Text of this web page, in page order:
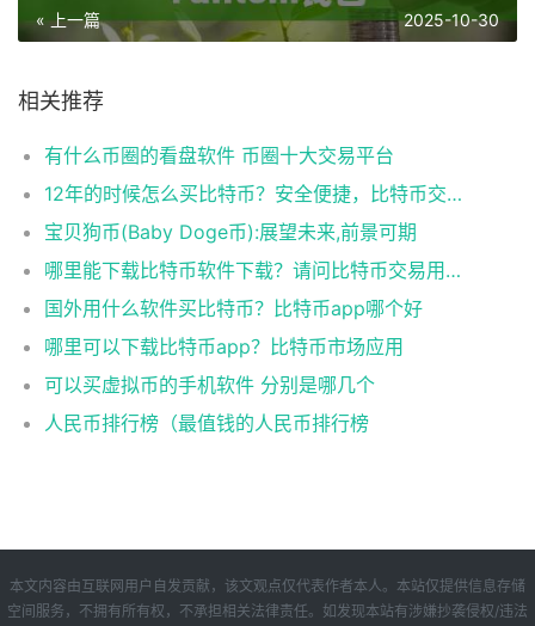
« 上一篇 2025-10-30
相关推荐
有什么币圈的看盘软件 币圈十大交易平台
12年的时候怎么买比特币？安全便捷，比特币交易首选
宝贝狗币(Baby Doge币):展望未来,前景可期
哪里能下载比特币软件下载？请问比特币交易用什么软件
国外用什么软件买比特币？比特币app哪个好
哪里可以下载比特币app？比特币市场应用
可以买虚拟币的手机软件 分别是哪几个
人民币排行榜（最值钱的人民币排行榜
本文内容由互联网用户自发贡献，该文观点仅代表作者本人。本站仅提供信息存储
空间服务，不拥有所有权，不承担相关法律责任。如发现本站有涉嫌抄袭侵权/违法